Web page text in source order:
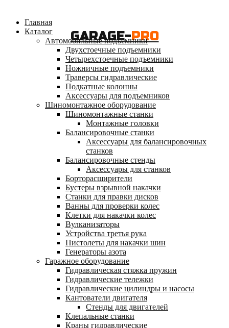
GARAGE-PRO
Главная
Каталог
Автомобильные подъемники
Двухстоечные подъемники
Четырехстоечные подъемники
Ножничные подъемники
Траверсы гидравлические
Подкатные колонны
Аксессуары для подъемников
Шиномонтажное оборудование
Шиномонтажные станки
Монтажные головки
Балансировочные станки
Аксессуары для балансировочных
станков
Балансировочные стенды
Аксессуары для станков
Борторасширители
Бустеры взрывной накачки
Станки для правки дисков
Ванны для проверки колес
Клетки для накачки колес
Вулканизаторы
Устройства третья рука
Пистолеты для накачки шин
Генераторы азота
Гаражное оборудование
Гидравлическая стяжка пружин
Гидравлические тележки
Гидравлические цилиндры и насосы
Кантователи двигателя
Стенды для двигателей
Клепальные станки
Краны гидравлические